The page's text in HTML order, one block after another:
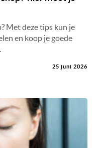
Met deze tips kun je
en koop je goede
25 juni 2026